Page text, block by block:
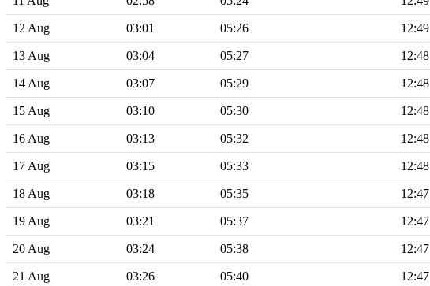
12 Aug 03:01 05:26 12:49
13 Aug 03:04 05:27 12:48
14 Aug 03:07 05:29 12:48
15 Aug 03:10 05:30 12:48
16 Aug 03:13 05:32 12:48
17 Aug 03:15 05:33 12:48
18 Aug 03:18 05:35 12:47
19 Aug 03:21 05:37 12:47
20 Aug 03:24 05:38 12:47
21 Aug 03:26 05:40 12:47